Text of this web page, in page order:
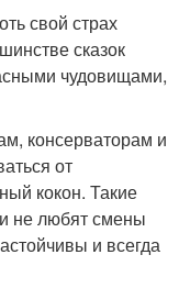
свой страх
сказок
чудовищами,
консерваторам и
от
кокон. Такие
не любят смены
и всегда